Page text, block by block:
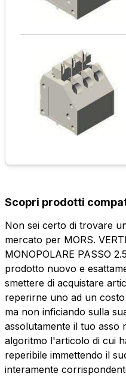
Scopri prodotti
Non sei certo di trovare
mercato per MORS.
MONOPOLARE PASSO
prodotto nuovo e
smettere di acquistare
reperirne uno ad un
ma non inficiando sulla
assolutamente il tuo asso
algoritmo l'articolo di cui
reperibile immettendo il
interamente